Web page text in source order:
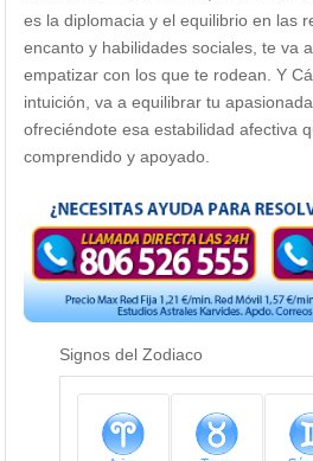
es la diplomacia y el equilibrio en las
encanto y habilidades sociales, te va
empatizar con los que te rodean. Y
intuición, va a equilibrar tu
ofreciéndote esa estabilidad afectiva
comprendido y apoyado.
Signos del Zodiaco